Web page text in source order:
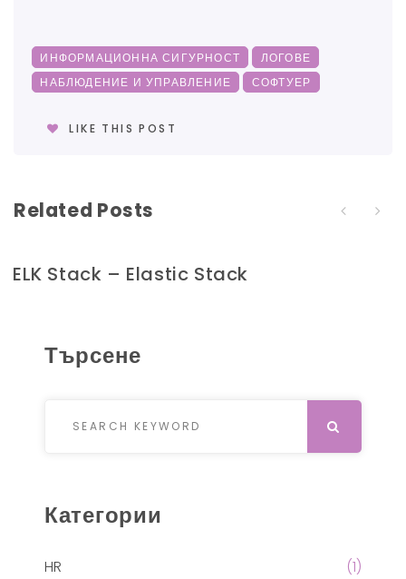
ИНФОРМАЦИОННА СИГУРНОСТ
ЛОГОВЕ
НАБЛЮДЕНИЕ И УПРАВЛЕНИЕ
СОФТУЕР
LIKE THIS POST
Related Posts
ELK Stack – Elastic Stack
Търсене
Категории
HR (1)